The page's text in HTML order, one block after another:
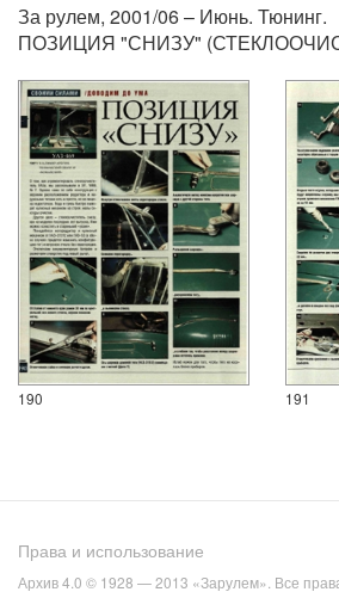
За рулем, 2001/06 – Июнь. Тюнинг.
ПОЗИЦИЯ "СНИЗУ"
190 191
Права и использование
Архив 4.0 © 1928 — 2013 «Зарулем». Все